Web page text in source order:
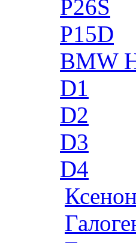
P26S
P15D
BMW
D1
D2
D3
D4